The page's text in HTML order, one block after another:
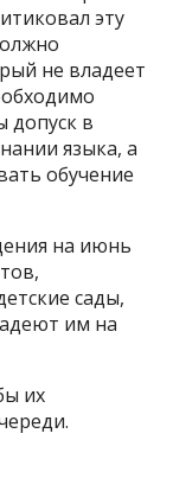
эту
не владеет
допуск в
языка, а
обучение
на июнь
сады,
им на
их